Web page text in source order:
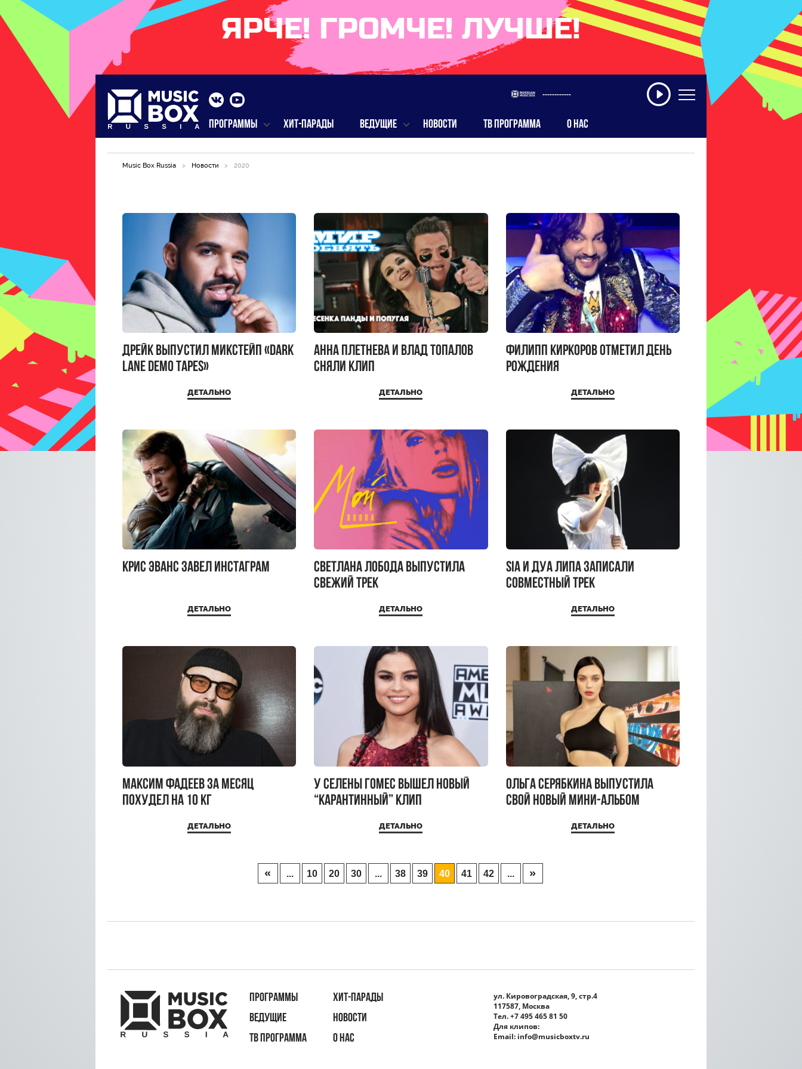
------------
ПРОГРАММЫ ХИТ-ПАРАДЫ ВЕДУЩИЕ НОВОСТИ ТВ ПРОГРАММА О НАС
Music Box Russia > Новости > 2020
Дрейк выпустил микстейп «Dark
Lane Demo Tapes»
ДЕТАЛЬНО
Анна Плетнева и Влад Топалов
сняли клип
ДЕТАЛЬНО
Филипп Киркоров отметил День
рождения
ДЕТАЛЬНО
Крис Эванс завел Инстаграм
ДЕТАЛЬНО
Светлана Лобода выпустила
свежий трек
ДЕТАЛЬНО
Sia и Дуа Липа записали
совместный трек
ДЕТАЛЬНО
Максим Фадеев за месяц
похудел на 10 кг
ДЕТАЛЬНО
У Селены Гомес вышел новый
“карантинный” клип
ДЕТАЛЬНО
Ольга Серябкина выпустила
свой новый мини-альбом
ДЕТАЛЬНО
« ... 10 20 30 ... 38 39 40 41 42 ... »
ПРОГРАММЫ
ХИТ-ПАРАДЫ
ВЕДУЩИЕ
НОВОСТИ
ТВ ПРОГРАММА
О НАС
ул. Кировоградская, 9, стр.4
117587, Москва
Тел. +7 495 465 81 50
Для клипов:
Email: info@musicboxtv.ru